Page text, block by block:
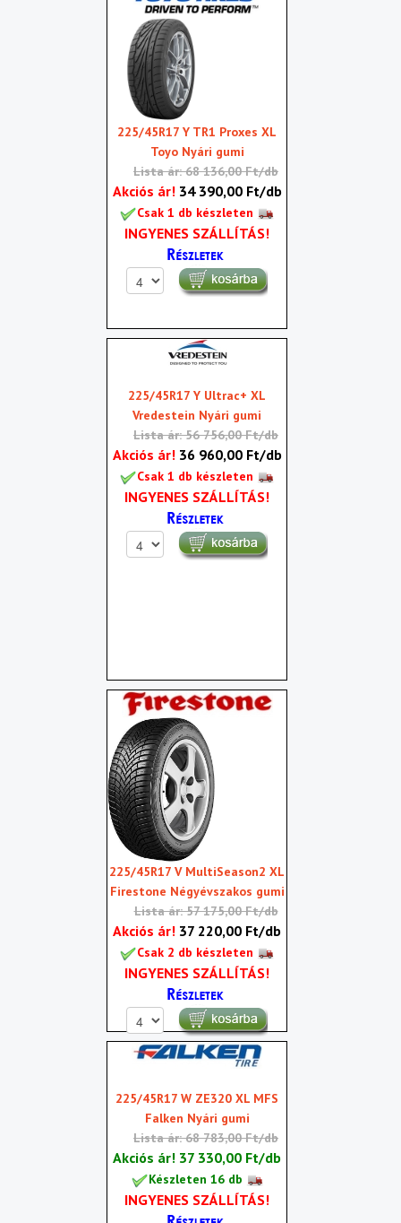
225/45R17 Y TR1 Proxes XL
Toyo Nyári gumi
Lista ár: 68 136,00 Ft/db
Akciós ár! 34 390,00 Ft/db
Csak 1 db készleten
INGYENES SZÁLLÍTÁS!
225/45R17 Y Ultrac+ XL
Vredestein Nyári gumi
Lista ár: 56 756,00 Ft/db
Akciós ár! 36 960,00 Ft/db
Csak 1 db készleten
INGYENES SZÁLLÍTÁS!
225/45R17 V MultiSeason2 XL
Firestone Négyévszakos gumi
Lista ár: 57 175,00 Ft/db
Akciós ár! 37 220,00 Ft/db
Csak 2 db készleten
INGYENES SZÁLLÍTÁS!
225/45R17 W ZE320 XL MFS
Falken Nyári gumi
Lista ár: 68 783,00 Ft/db
Akciós ár! 37 330,00 Ft/db
Készleten 16 db
INGYENES SZÁLLÍTÁS!